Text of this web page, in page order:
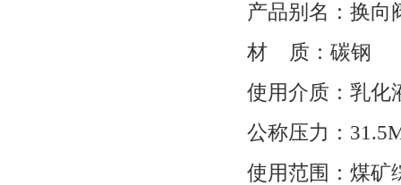
产品别名：换向
材
质：碳钢
使用介质：乳化
公称压力：
使用范围：煤矿